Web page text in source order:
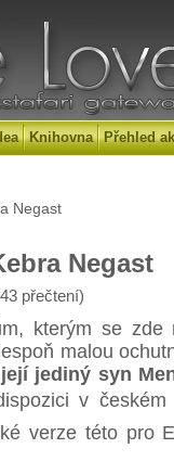
Knihovna Přehled
Negast
Negast
přečtení)
kterým se zde
malou
jediný syn
v českém
verze této pro